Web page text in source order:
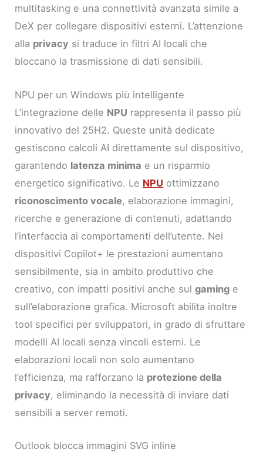
multitasking e una connettività avanzata simile a
DeX per collegare dispositivi esterni. L’attenzione
alla privacy si traduce in filtri AI locali che
bloccano la trasmissione di dati sensibili.
NPU per un Windows più intelligente
L’integrazione delle NPU rappresenta il passo più
innovativo del 25H2. Queste unità dedicate
gestiscono calcoli AI direttamente sul dispositivo,
garantendo latenza minima e un risparmio
energetico significativo. Le NPU ottimizzano
riconoscimento vocale, elaborazione immagini,
ricerche e generazione di contenuti, adattando
l’interfaccia ai comportamenti dell’utente. Nei
dispositivi Copilot+ le prestazioni aumentano
sensibilmente, sia in ambito produttivo che
creativo, con impatti positivi anche sulgaming e
sull’elaborazione grafica. Microsoft abilita inoltre
tool specifici per sviluppatori, in grado di sfruttare
modelli AI locali senza vincoli esterni. Le
elaborazioni locali non solo aumentano
l’efficienza, ma rafforzano la protezione della
privacy, eliminando la necessità di inviare dati
sensibili a server remoti.
Outlook blocca immagini SVG inline